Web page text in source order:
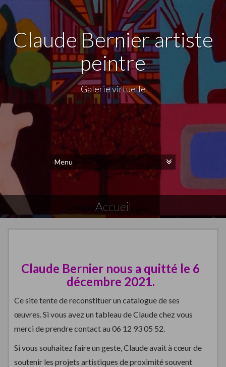
Claude Bernier artiste
peintre
Galerie virtuelle
Accueil
Claude Bernier nous a quitté le 6
décembre 2021.
Ce site tente de reconstituer un catalogue de ses
œuvres. Si vous avez un tableau de Claude chez vous
merci de prendre contact au 06 12 93 05 52.
Si vous souhaitez faire un geste, Claude avait à cœur de
soutenir les projets artistiques de proximité souvent